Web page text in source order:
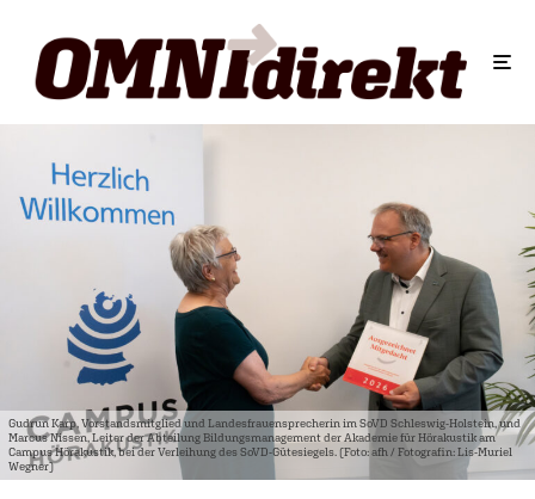
Gudrun Karp, Vorstandsmitglied und Landesfrauensprecherin im SoVD Schleswig-Holstein, und
Marcus Nissen, Leiter der Abteilung Bildungsmanagement der Akademie für Hörakustik am
Campus Hörakustik, bei der Verleihung des SoVD-Gütesiegels. (Foto: afh / Fotografin: Lis-Muriel
Wegner)